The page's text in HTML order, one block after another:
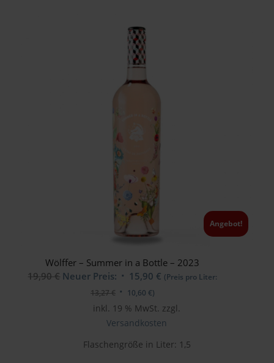
Wölffer – Summer in a Bottle – 2023
19,90€ Ursprünglicher
Neuer Preis: 15,90 € Aktueller
ist:
15,90 €.
Angebot!
(Preis pro Liter:
13,27€ 10,60 €)
inkl. 19 % MwSt. zzgl.
Versandkosten
Flaschengröße in Liter: 1,5